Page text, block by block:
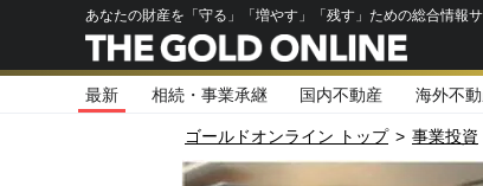
あなたの財産を「守る」「増やす」「残す」ための総合情報サ
最新 相続・事業承継 国内不動産 海外不
ゴールドオンライン トップ > 事業投資